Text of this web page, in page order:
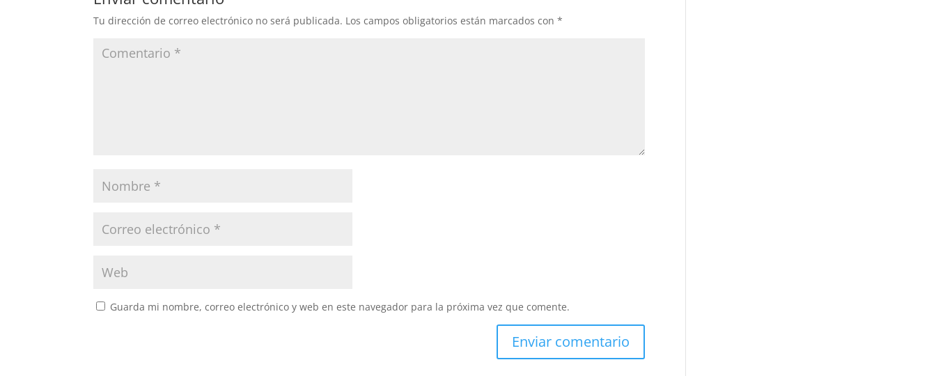
Tu dirección de correo electrónico no será publicada. Los campos obligatorios están marcados con*
Guarda mi nombre, correo electrónico y web en este navegador para la próxima vez que comente.